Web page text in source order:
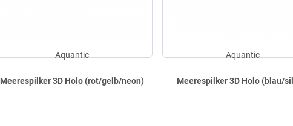
Meerespilker 3D Holo (rot/gelb/neon)
Aquantic
Meerespilker 3D Holo (blau/
Aquantic